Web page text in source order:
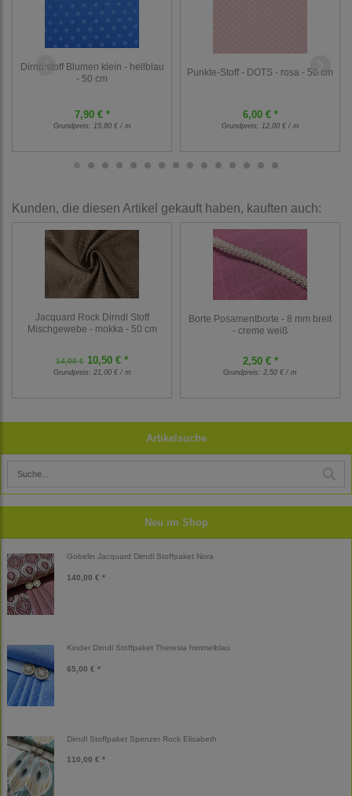
Artikelsuche
Neu im Shop
Gobelin Jacquard Dirndl Stoffpaket Nora
140,00 € *
Kinder Dirndl Stoffpaket Theresia himmelblau
65,00 € *
Dirndl Stoffpaket Spenzer Rock Elisabeth
110,00 € *
Dirndlstoff Blumen klein - hellblau
- 50 cm
7,90 € *
Grundpreis: 15,80 € / m
Punkte-Stoff - DOTS - rosa - 50 cm
6,00 € *
Grundpreis: 12,00 € / m
Kunden, die diesen Artikel gekauft haben, kauften auch:
Jacquard Rock Dirndl Stoff
Mischgewebe - mokka - 50 cm
14,00 € 10,50 € *
Grundpreis: 21,00 € / m
Borte Posamentborte - 8 mm breit
- creme weiß
2,50 € *
Grundpreis: 2,50 € / m